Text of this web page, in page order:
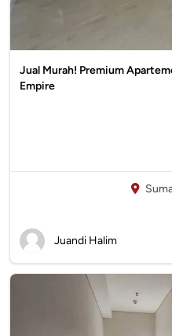
Jual Murah! Premium
Empire
Juandi Halim